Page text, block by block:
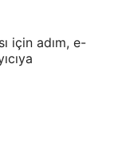
için adım, e-